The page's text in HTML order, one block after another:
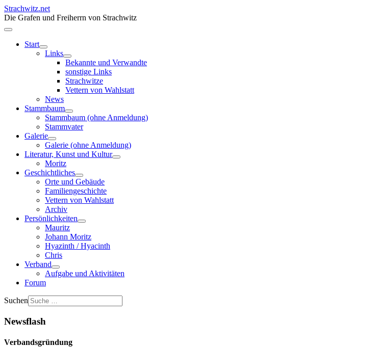
Strachwitz.net
Die Grafen und Freiherrn von Strachwitz
Start
Links
Bekannte und Verwandte
sonstige Links
Strachwitze
Vettern von Wahlstatt
News
Stammbaum
Stammbaum (ohne Anmeldung)
Stammvater
Galerie
Galerie (ohne Anmeldung)
Literatur, Kunst und Kultur
Moritz
Geschichtliches
Orte und Gebäude
Familiengeschichte
Vettern von Wahlstatt
Archiv
Persönlichkeiten
Mauritz
Johann Moritz
Hyazinth / Hyacinth
Chris
Verband
Aufgabe und Aktivitäten
Forum
Suchen
Newsflash
Verbandsgründung